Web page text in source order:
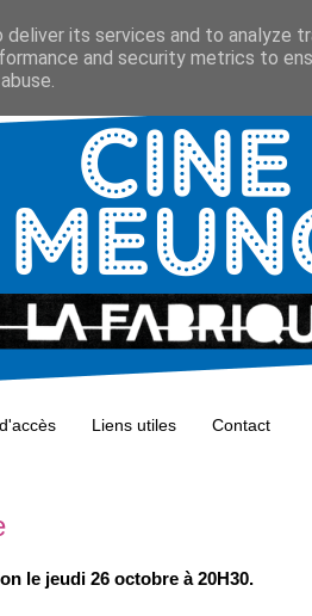
Liens utiles Contact
le jeudi 26 octobre à 20H30.
its services and to analyze
and security metrics to